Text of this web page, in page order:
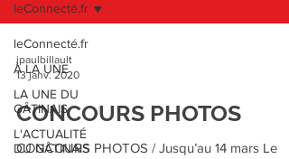
leConnecté.fr
À LA UNE
LA UNE DU
GÂTINAIS
L'ACTUALITÉ
DU GÂTINAIS
leConnecté.fr
jpaulbillault
13 janv. 2020
CONCOURS PHOTOS
CONCOURS PHOTOS / Jusqu’au 14 mars Le